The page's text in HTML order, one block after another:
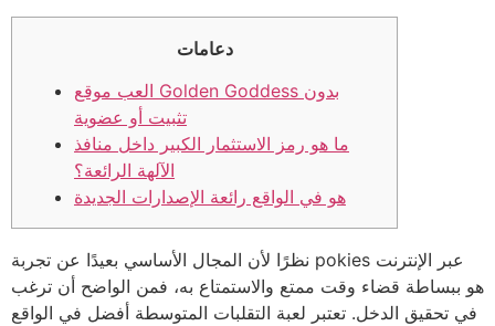
دعامات
العب موقع Golden Goddess بدون
تثبيت أو عضوية
ما هو رمز الاستثمار الكبير داخل منافذ
الآلهة الرائعة؟
هو في الواقع رائعة الإصدارات الجديدة
نظرًا لأن المجال الأساسي بعيدًا عن تجربة pokies عبر الإنترنت
هو ببساطة قضاء وقت ممتع والاستمتاع به، فمن الواضح أن ترغب
في تحقيق الدخل. تعتبر لعبة التقلبات المتوسطة أفضل في الواقع